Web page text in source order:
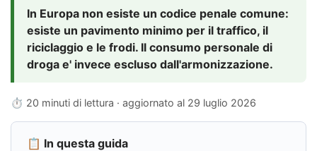
In Europa non esiste un codice penale comune:
esiste un pavimento minimo per il traffico, il
riciclaggio e le frodi. Il consumo personale di
droga e' invece escluso dall'armonizzazione.
⏱ 20 minuti di lettura · aggiornato al 29 luglio 2026
📋 In questa guida